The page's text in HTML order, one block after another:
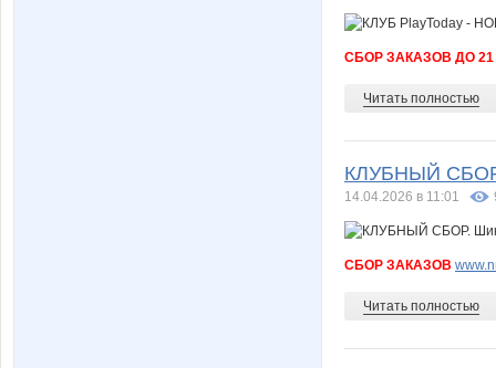
СБОР ЗАКАЗОВ ДО
Читать полностью
КЛУБНЫЙ СБОР.
14.04.2026 в 11:01
СБОР ЗАКАЗОВ
Читать полностью